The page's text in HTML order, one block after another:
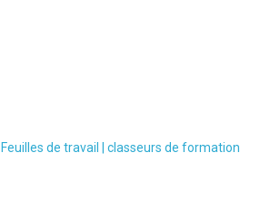
Feuilles de travail | classeurs de formation